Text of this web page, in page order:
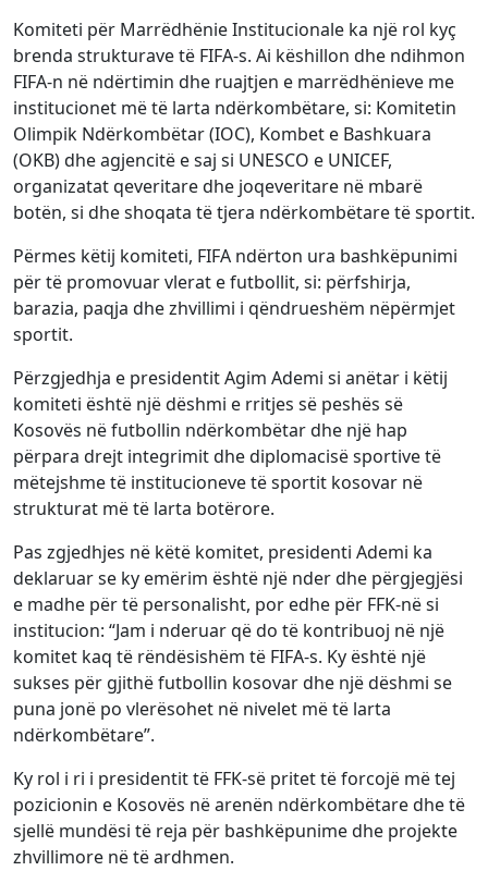
Komiteti për Marrëdhënie Institucionale ka një rol kyç
brenda strukturave të FIFA-s. Ai këshillon dhe ndihmon
FIFA-n në ndërtimin dhe ruajtjen e marrëdhënieve me
institucionet më të larta ndërkombëtare, si: Komitetin
Olimpik Ndërkombëtar (IOC), Kombet e Bashkuara
(OKB) dhe agjencitë e saj si UNESCO e UNICEF,
organizatat qeveritare dhe joqeveritare në mbarë
botën, si dhe shoqata të tjera ndërkombëtare të sportit.
Përmes këtij komiteti, FIFA ndërton ura bashkëpunimi
për të promovuar vlerat e futbollit, si: përfshirja,
barazia, paqja dhe zhvillimi i qëndrueshëm nëpërmjet
sportit.
Përzgjedhja e presidentit Agim Ademi si anëtar i këtij
komiteti është një dëshmi e rritjes së peshës së
Kosovës në futbollin ndërkombëtar dhe një hap
përpara drejt integrimit dhe diplomacisë sportive të
mëtejshme të institucioneve të sportit kosovar në
strukturat më të larta botërore.
Pas zgjedhjes në këtë komitet, presidenti Ademi ka
deklaruar se ky emërim është një nder dhe përgjegjësi
e madhe për të personalisht, por edhe për FFK-në si
institucion: “Jam i nderuar që do të kontribuoj në një
komitet kaq të rëndësishëm të FIFA-s. Ky është një
sukses për gjithë futbollin kosovar dhe një dëshmi se
puna jonë po vlerësohet në nivelet më të larta
ndërkombëtare”.
Ky rol i ri i presidentit të FFK-së pritet të forcojë më tej
pozicionin e Kosovës në arenën ndërkombëtare dhe të
sjellë mundësi të reja për bashkëpunime dhe projekte
zhvillimore në të ardhmen.